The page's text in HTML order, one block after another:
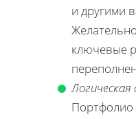
и другими
ключевые